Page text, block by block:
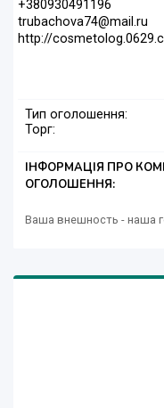
+380930491196
trubachova74@mail.ru
http://
Тип оголошення:
Торг:
ІНФОРМАЦІЯ ПРО
ОГОЛОШЕННЯ:
Ваша внешность - наша